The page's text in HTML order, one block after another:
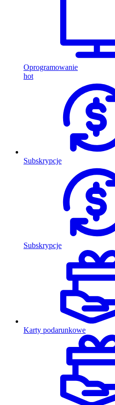
Oprogramowanie
hot
Subskrypcje
Subskrypcje
Karty podarunkowe